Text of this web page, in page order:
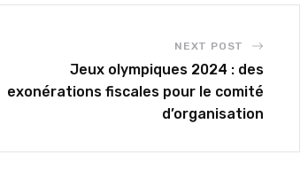
NEXT POST
Jeux olympiques 2024 : des
exonérations fiscales pour le comité
d’organisation